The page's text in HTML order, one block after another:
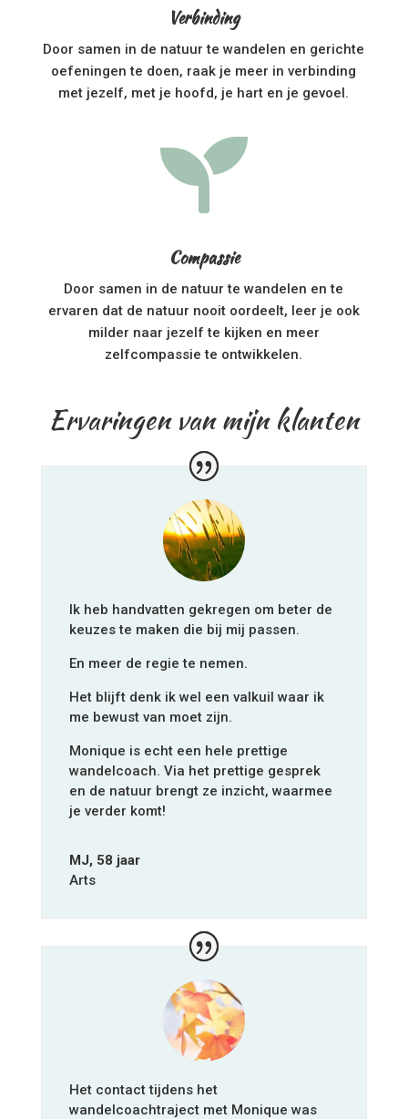
Verbinding
Door samen in de natuur te wandelen en gerichte
oefeningen te doen, raak je meer in verbinding
met jezelf, met je hoofd, je hart en je gevoel.

Compassie
Door samen in de natuur te wandelen en te
ervaren dat de natuur nooit oordeelt, leer je ook
milder naar jezelf te kijken en meer
zelfcompassie te ontwikkelen.
Ervaringen van mijn klanten
Ik heb handvatten gekregen om beter de
keuzes te maken die bij mij passen.
En meer de regie te nemen.
Het blijft denk ik wel een valkuil waar ik
me bewust van moet zijn.
Monique is echt een hele prettige
wandelcoach. Via het prettige gesprek
en de natuur brengt ze inzicht, waarmee
je verder komt!
MJ, 58 jaar
Arts
Het contact tijdens het
wandelcoachtraject met Monique was